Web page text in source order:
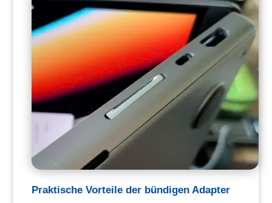
Praktische Vorteile der bündigen Adapter